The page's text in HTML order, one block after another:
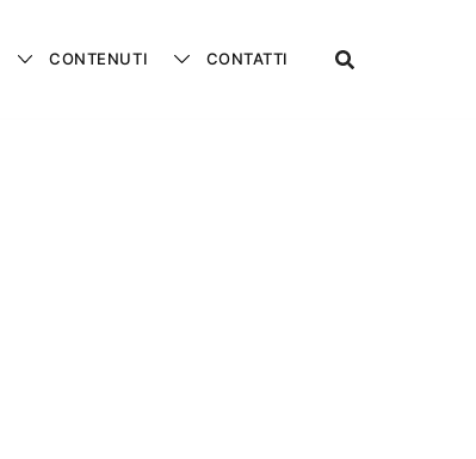
CONTENUTI CONTATTI